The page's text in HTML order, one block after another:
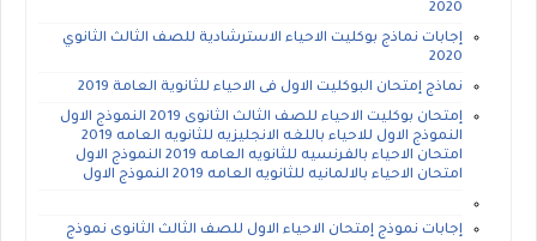
2020
إجابات نماذج بوكليت الاحياء الاسترشادية للصف الثالث الثانوي
2020
نماذج إمتحان البوكليت الاول فى الاحياء للثانوية العامة 2019
إمتحان بوكليت الاحياء للصف الثالث الثانوى 2019 النموذج الاول
النموذج الاول للاحياء باللغه الانجليزيه للثانويه العامه 2019
امتحان الاحياء بالفرنسيه للثانويه العامه 2019 النموذج الاول
امتحان الاحياء بالالمانيه للثانويه العامه 2019 النموذج الاول
إجابات نموذج إمتحان الاحياء الاول للصف الثالث الثانوى نموذج